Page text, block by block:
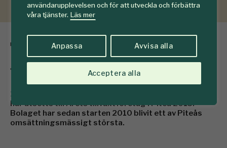
användarupplevelsen och för att utveckla och förbättra
våra tjänster. Läs mer
Anpassa Avvisa alla
Acceptera alla
Talldieselfabrik fick
tillväxtpris
10 november 2015
har utsetts till Årets tillväxtföretag i Piteå 2015.
Bolaget har sedan starten 2010 blivit ett av Piteås
omsättningsmässigt största.